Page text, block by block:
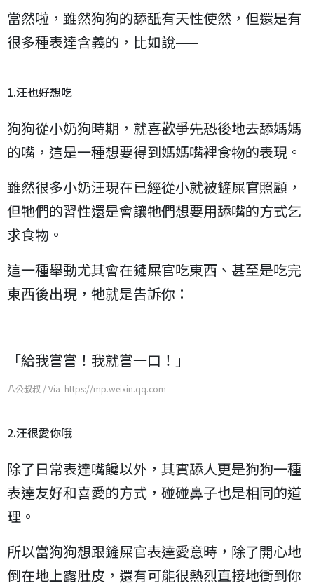
當然啦，雖然狗狗的舔舐有天性使然，但還是有
很多種表達含義的，比如說——
1.汪也好想吃
狗狗從小奶狗時期，就喜歡爭先恐後地去舔媽媽
的嘴，這是一種想要得到媽媽嘴裡食物的表現。
雖然很多小奶汪現在已經從小就被鏟屎官照顧，
但牠們的習性還是會讓牠們想要用舔嘴的方式乞
求食物。
這一種舉動尤其會在鏟屎官吃東西、甚至是吃完
東西後出現，牠就是告訴你：
「給我嘗嘗！我就嘗一口！」
八公叔叔 / Via https://mp.weixin.qq.com
2.汪很愛你哦
除了日常表達嘴饞以外，其實舔人更是狗狗一種
表達友好和喜愛的方式，碰碰鼻子也是相同的道
理。
所以當狗狗想跟鏟屎官表達愛意時，除了開心地
倒在地上露肚皮，還有可能很熱烈直接地衝到你